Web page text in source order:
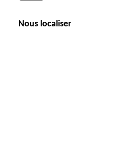
Nous localiser